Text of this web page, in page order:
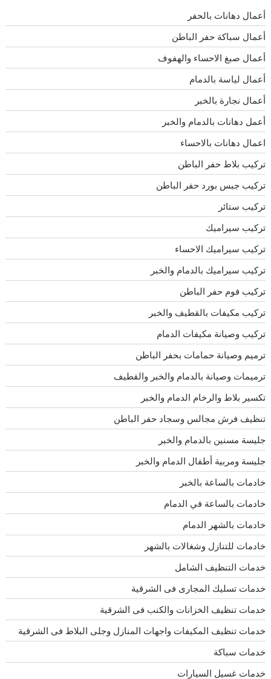
أعمال دهانات بالحفر
أعمال سباكة حفر الباطن
أعمال صبغ الاحساء والهفوف
أعمال لياسة بالدمام
أعمال نجارة بالخبر
أعمل دهانات بالدمام والخبر
اعمال دهانات بالاحساء
تركيب بلاط حفر الباطن
تركيب جبس بورد حفر الباطن
تركيب ستائر
تركيب سيراميك
تركيب سيراميك الاحساء
تركيب سيراميك بالدمام والخبر
تركيب فوم حفر الباطن
تركيب مكيفات بالقطيف والخبر
تركيب وصيانة مكيفات الدمام
ترميم وصيانة حمامات بحفر الباطن
ترميمات وصيانة بالدمام والخبر والقطيف
تكسير بلاط والرخام الدمام والخبر
تنظيف فرش مجالس وسجاد حفر الباطن
جليسة مسنين بالدمام والخبر
جليسة ومربية أطفال الدمام والخبر
خادمات بالساعة بالخبر
خادمات بالساعة في الدمام
خادمات بالشهر الدمام
خادمات للتنازل وشغالات بالشهر
خدمات التنظيف الشامل
خدمات تسليك المجارى فى الشرقية
خدمات تنظيف الخزانات والكنب فى الشرقية
خدمات تنظيف المكيفات واجهات المنازل وجلى البلاط فى الشرقية
خدمات سباكة
خدمات غسيل السيارات